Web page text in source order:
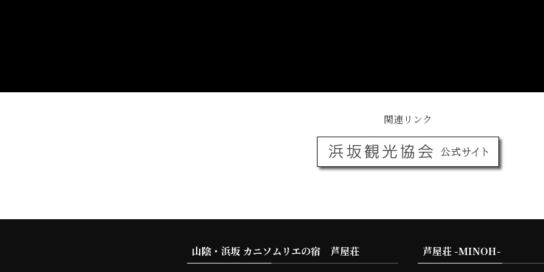
関連リンク
山陰・浜坂 カニソムリエの宿 芦屋荘 芦屋荘 -MINOH-